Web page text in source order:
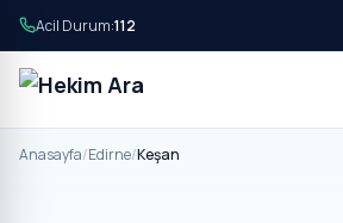
Acil Durum:112
Anasayfa/Edirne/Keşan